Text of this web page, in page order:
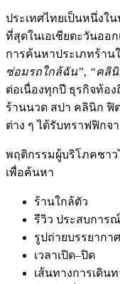
ประเทศไทยเป็นหนึ่งใ
ที่สุดในเอเชียตะวันออก
การค้นหาประเภทร้าน
ซ่อมรถใกล้ฉัน”, “คลิ
ต่อเนื่องทุกปี ธุรกิจท้อ
ร้านนวด สปา คลินิก ฟิ
ต่าง ๆ ได้รับทราฟฟิกจา
พฤติกรรมผู้บริโภคชาว
เพื่อค้นหา
ร้านใกล้ตัว
รีวิว ประสบการ
รูปถ่ายบรรยากาศ
เวลาเปิด–ปิด
เส้นทางการเดินท